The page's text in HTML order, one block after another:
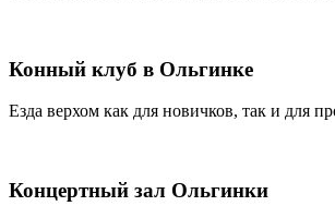
Конный клуб в Ольгинке
Езда верхом как для новичков, так и для
Концертный зал Ольгинки